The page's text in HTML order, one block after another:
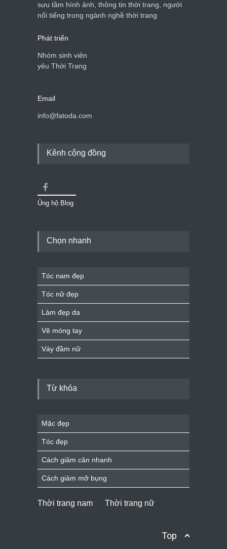
Mẫu áo khoác đẹp cho phụ
nữ 40+
sưu tầm hình ảnh, thông tin thời trang, người
nổi tiếng trong ngành nghề thời trang
Phát triển
Nhóm sinh viên
yêu Thời Trang
Email
info@fatoda.com
Kênh cộng đồng
Ủng hộ Blog
Chọn nhanh
Tóc nam đẹp
Tóc nữ đẹp
Làm đẹp da
Vẽ móng tay
Váy đầm nữ
Từ khóa
Mặc đẹp
Tóc đẹp
Cách giảm cân nhanh
Cách giảm mỡ bụng
Thời trang nam Thời trang nữ
Top